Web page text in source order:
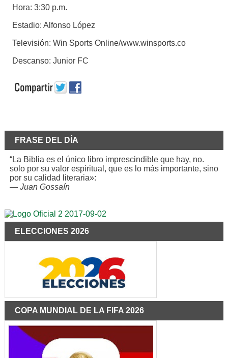
Hora: 3:30 p.m.
Estadio: Alfonso López
Televisión: Win Sports Online/www.winsports.co
Descanso: Junior FC
FRASE DEL DÍA
“La Biblia es el único libro imprescindible que hay, no.
solo por su valor espiritual, que es lo más importante, sino
por su calidad literaria»:
— Juan Gossaín
ELECCIONES 2026
COPA MUNDIAL DE LA FIFA 2026